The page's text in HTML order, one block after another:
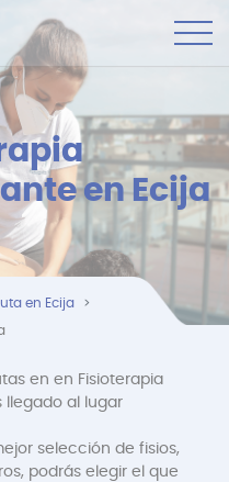
en Ecija
en Ecija
en en Fisioterapia
llegado al lugar
selección de fisios,
podrás elegir el que